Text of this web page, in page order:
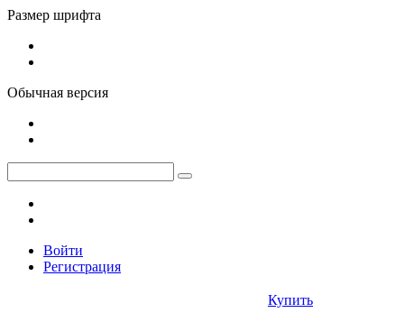
Размер шрифта
Обычная версия
Войти
Регистрация
Купить